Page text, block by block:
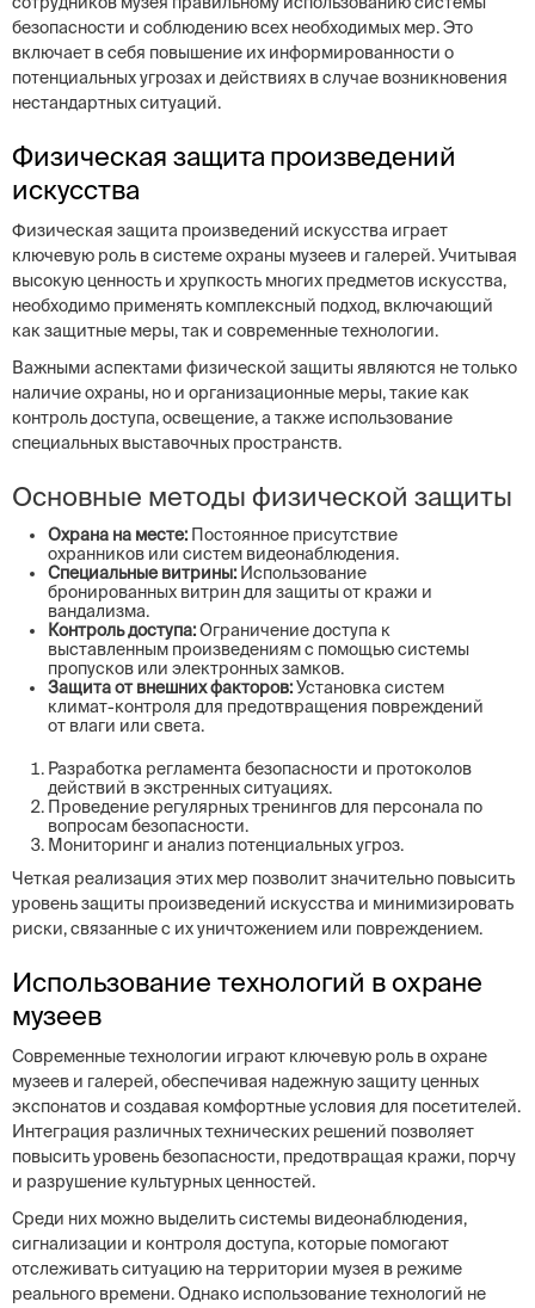
безопасности и соблюдению всех необходимых мер. Это
включает в себя повышение их информированности о
потенциальных угрозах и действиях в случае возникновения
нестандартных ситуаций.
Физическая защита произведений
искусства
Физическая защита произведений искусства играет
ключевую роль в системе охраны музеев и галерей. Учитывая
высокую ценность и хрупкость многих предметов искусства,
необходимо применять комплексный подход, включающий
как защитные меры, так и современные технологии.
Важными аспектами физической защиты являются не только
наличие охраны, но и организационные меры, такие как
контроль доступа, освещение, а также использование
специальных выставочных пространств.
Основные методы физической защиты
Охрана на месте: Постоянное присутствие
охранников или систем видеонаблюдения.
Специальные витрины: Использование
бронированных витрин для защиты от кражи и
вандализма.
Контроль доступа:Ограничение доступа к
выставленным произведениям с помощью системы
пропусков или электронных замков.
Защита от внешних факторов:Установка систем
климат-контроля для предотвращения повреждений
от влаги или света.
Разработка регламента безопасности и протоколов
действий в экстренных ситуациях.
Проведение регулярных тренингов для персонала по
вопросам безопасности.
Мониторинг и анализ потенциальных угроз.
Четкая реализация этих мер позволит значительно повысить
уровень защиты произведений искусства и минимизировать
риски, связанные с их уничтожением или повреждением.
Использование технологий в охране
музеев
Современные технологии играют ключевую роль в охране
музеев и галерей, обеспечивая надежную защиту ценных
экспонатов и создавая комфортные условия для посетителей.
Интеграция различных технических решений позволяет
повысить уровень безопасности, предотвращая кражи, порчу
и разрушение культурных ценностей.
Среди них можно выделить системы видеонаблюдения,
сигнализации и контроля доступа, которые помогают
отслеживать ситуацию на территории музея в режиме
реального времени. Однако использование технологий не